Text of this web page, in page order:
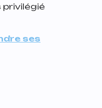
privilégié
ses